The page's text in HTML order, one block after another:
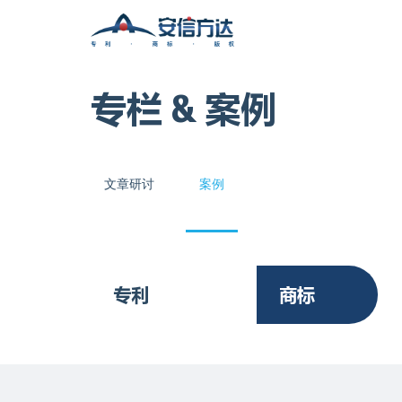
专栏 & 案例
文章研讨 案例
专利 商标